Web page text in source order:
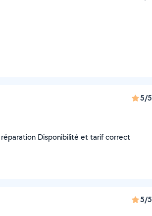
5/5
Disponibilité et tarif correct
5/5